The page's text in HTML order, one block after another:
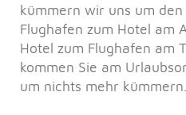
kümmern wir uns um den
Flughafen zum Hotel am
Hotel zum Flughafen am
kommen Sie am
um nichts mehr kümmern.